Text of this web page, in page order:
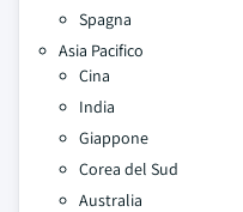
Spagna
Asia Pacifico
Cina
India
Giappone
Corea del Sud
Australia